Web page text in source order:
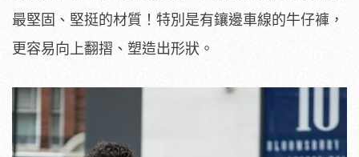
最堅固、堅挺的材質！特別是有鑲邊車線的牛仔褲，
更容易向上翻摺、塑造出形狀。